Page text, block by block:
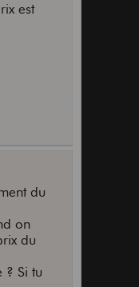
est
du
on
du
? Si tu